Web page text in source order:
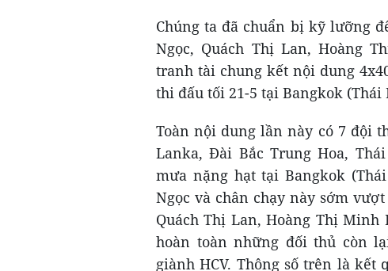
Chúng ta đã chuẩn bị kỹ lưỡng
Ngọc, Quách Thị Lan, Hoàng
tranh tài chung kết nội dung
thi đấu tối 21-5 tại Bangkok (Thái
Toàn nội dung lần này có 7 đội
Lanka, Đài Bắc Trung Hoa,
mưa nặng hạt tại Bangkok
Ngọc và chân chạy này sớm
Quách Thị Lan, Hoàng Thị
hoàn toàn những đối thủ còn
giành HCV. Thông số trên là